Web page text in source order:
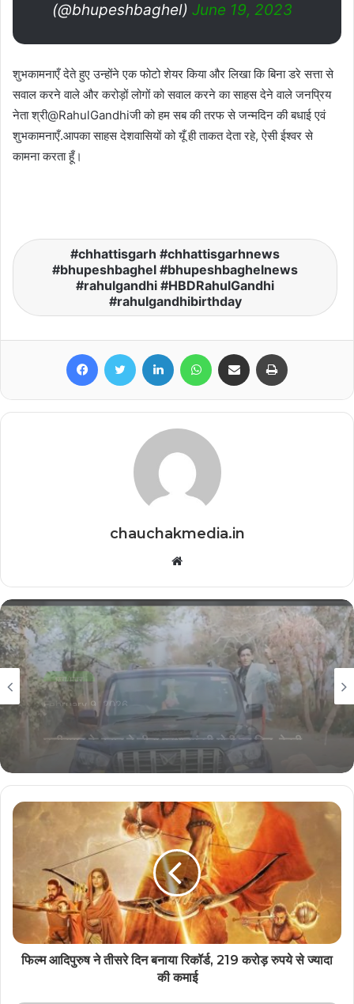
(@bhupeshbaghel) June 19, 2023
शुभकामनाएँ देते हुए उन्होंने एक फोटो शेयर किया और लिखा कि बिना डरे सत्ता से
सवाल करने वाले और करोड़ों लोगों को सवाल करने का साहस देने वाले जनप्रिय
नेता श्री@RahulGandhiजी को हम सब की तरफ से जन्मदिन की बधाई एवं
शुभकामनाएँ.आपका साहस देशवासियों को यूँ ही ताकत देता रहे, ऐसी ईश्वर से
कामना करता हूँ।
chhattisgarh #chhattisgarhnews
#bhupeshbaghel #bhupeshbaghelnews
#rahulgandhi #HBDRahulGandhi
#rahulgandhibirthday
FacebookTwitter LinkedIn WhatsAppShare via Email
chauchakmedia.in
Website
छग/मप्र
February 9, 2026
छत्तीसगढ़ के स्वाद ने जीता प्रधानमंत्री मोदी का दिल, ठेठरी-
खुरमी की रेसिपी तक पहुँची बात
छग/मप्र
February 6, 2026
कवर्धा में स्कूली बच्चों का कार पर जानलेवा स्टंटबाज़ी का
वीडियो वायरल
फिल्म आदिपुरुष ने तीसरे दिन बनाया रिकॉर्ड, 219 करोड़ रुपये से ज्यादा
की कमाई